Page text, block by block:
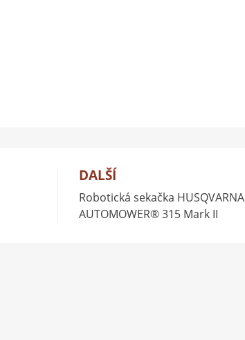
DALŠÍ
Robotická sekačka HUSQVARNA
AUTOMOWER® 315 Mark II